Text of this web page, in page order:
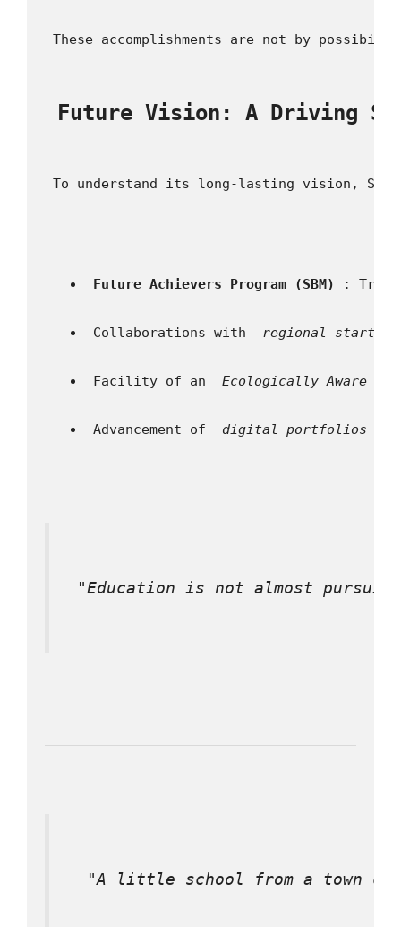
These accomplishments are not by
Future Vision: A Driving
To understand its long-lasting vision, SMP
Future Achievers Program (SBM) :
Collaborations with regional start-
Facility of an Ecologically Aware
Advancement of digital portfolios
"Education is not almost
"A little school from a town can